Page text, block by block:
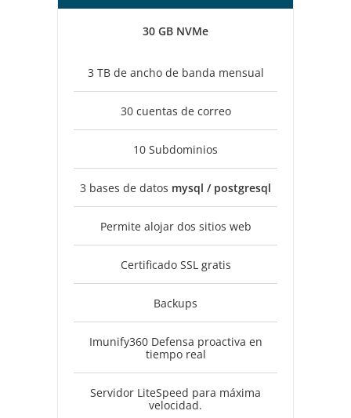
30 GB NVMe
3 TB de ancho de banda mensual
30 cuentas de correo
10 Subdominios
3 bases de datos mysql / postgresql
Permite alojar dos sitios web
Certificado SSL gratis
Backups
Imunify360 Defensa proactiva en
tiempo real
Servidor LiteSpeed para máxima
velocidad.